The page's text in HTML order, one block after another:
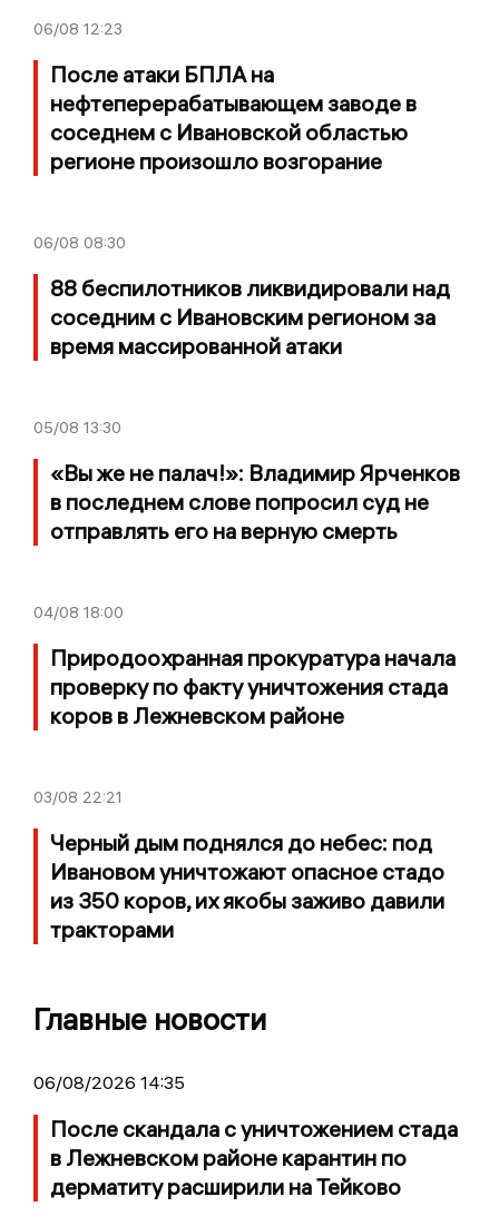
06/08 12:23
После атаки БПЛА на
нефтеперерабатывающем заводе в
соседнем с Ивановской областью
регионе произошло возгорание
06/08 08:30
88 беспилотников ликвидировали над
соседним с Ивановским регионом за
время массированной атаки
05/08 13:30
«Вы же не палач!»: Владимир Ярченков
в последнем слове попросил суд не
отправлять его на верную смерть
04/08 18:00
Природоохранная прокуратура начала
проверку по факту уничтожения стада
коров в Лежневском районе
03/08 22:21
Черный дым поднялся до небес: под
Ивановом уничтожают опасное стадо
из 350 коров, их якобы заживо давили
тракторами
Главные новости
06/08/2026 14:35
После скандала с уничтожением стада
в Лежневском районе карантин по
дерматиту расширили на Тейково